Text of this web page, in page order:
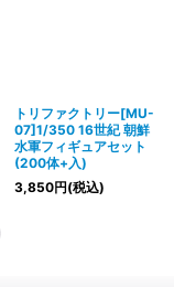
トリファクトリー[MU-
07]1/350 16世紀 朝鮮
水軍フィギュアセット
(200体+入)
3,850円(税込)